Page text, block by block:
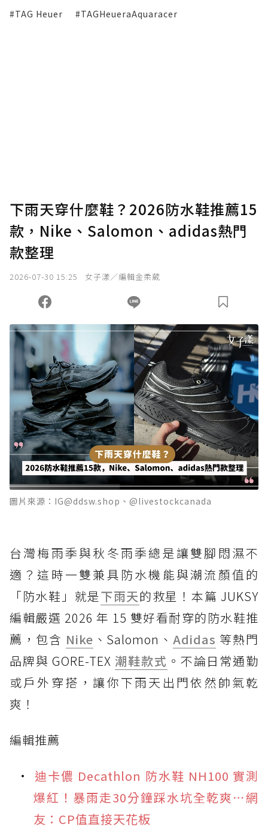
#TAG Heuer #TAGHeueraAquaracer
下雨天穿什麼鞋？2026防水鞋推薦15
款，Nike、Salomon、adidas熱門
款整理
2026-07-30 15:25 女子漾／編輯金柔葳
圖片來源：IG@ddsw.shop、@livestockcanada
台灣梅雨季與秋冬雨季總是讓雙腳悶濕不
適？這時一雙兼具防水機能與潮流顏值的
「防水鞋」就是下雨天的救星！本篇 JUKSY
編輯嚴選 2026 年 15 雙好看耐穿的防水鞋推
薦，包含 Nike 、Salomon、Adidas 等熱門
品牌與 GORE-TEX 潮鞋款式 。不論日常通勤
或戶外穿搭，讓你下雨天出門依然帥氣乾
爽！
編輯推薦
迪卡儂 Decathlon 防水鞋 NH100 實測
爆紅！暴雨走30分鐘踩水坑全乾爽⋯網
友：CP值直接天花板